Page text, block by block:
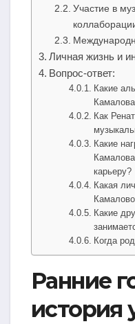
Участие в
Личная жизнь и
Вопрос-ответ:
Какие
Как
Какие
карьеру?
Какая
Какие
Когда
Ранние
история